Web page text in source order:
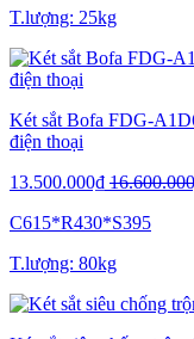
T.lượng: 25kg
Két sắt Bofa FDG-
điện thoại
13.500.000₫
C615*R430*S395
T.lượng: 80kg